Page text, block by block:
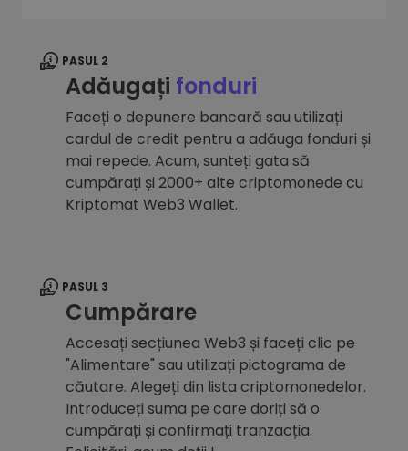
PASUL 2
Adăugați fonduri
Faceți o depunere bancară sau utilizați
cardul de credit pentru a adăuga fonduri și
mai repede. Acum, sunteți gata să
cumpărați și 2000+ alte criptomonede cu
Kriptomat Web3 Wallet.
PASUL 3
Cumpărare
Accesați secțiunea Web3 și faceți clic pe
"Alimentare" sau utilizați pictograma de
căutare. Alegeți din lista criptomonedelor.
Introduceți suma pe care doriți să o
cumpărați și confirmați tranzacția.